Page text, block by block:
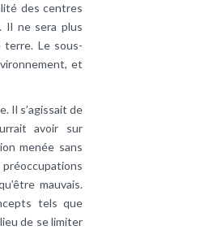
des centres
Il ne sera plus
terre. Le sous-
et
Il s’agissait de
avoir sur
menée sans
mauvais.
tels que
de se limiter